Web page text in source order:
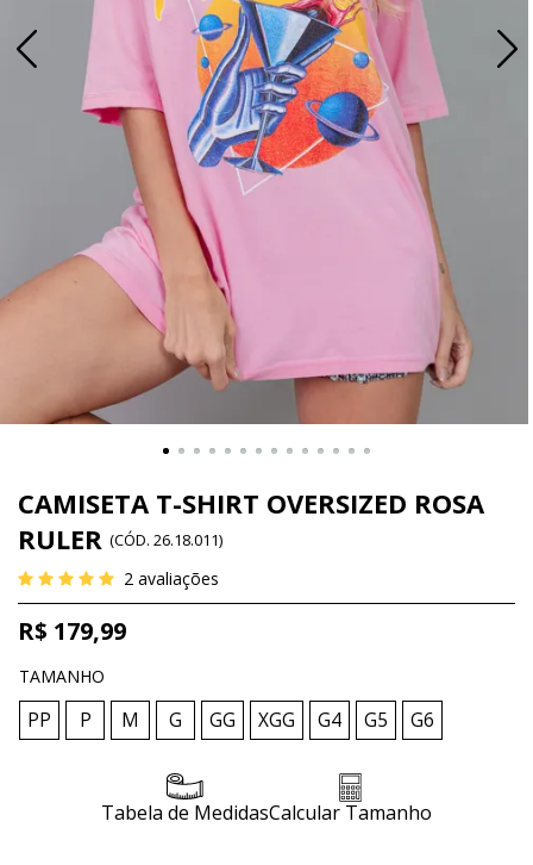
CAMISETA T-SHIRT OVERSIZED ROSA
RULER (CÓD. 26.18.011)
2 avaliações
R$ 179,99
TAMANHO
PP P M G GG XGG G4 G5 G6
Tabela de MedidasCalcular Tamanho